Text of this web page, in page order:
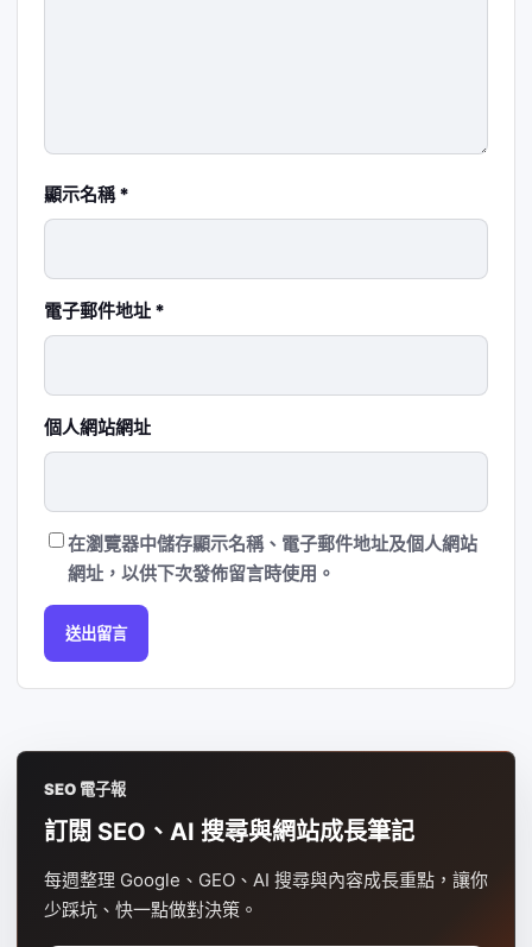
顯示名稱*
電子郵件地址 *
個人網站網址
在瀏覽器中儲存顯示名稱、電子郵件地址及個人網站
網址，以供下次發佈留言時使用。
SEO 電子報
訂閱 SEO、AI 搜尋與網站成長筆記
每週整理 Google、GEO、AI 搜尋與內容成長重點，讓你
少踩坑、快一點做對決策。